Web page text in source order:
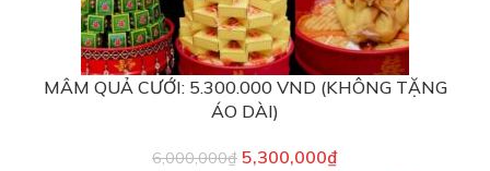
MÂM QUẢ CƯỚI: 5.300.000 VND (KHÔNG TẶNG
ÁO DÀI)
6,000,000₫ 5,300,000₫